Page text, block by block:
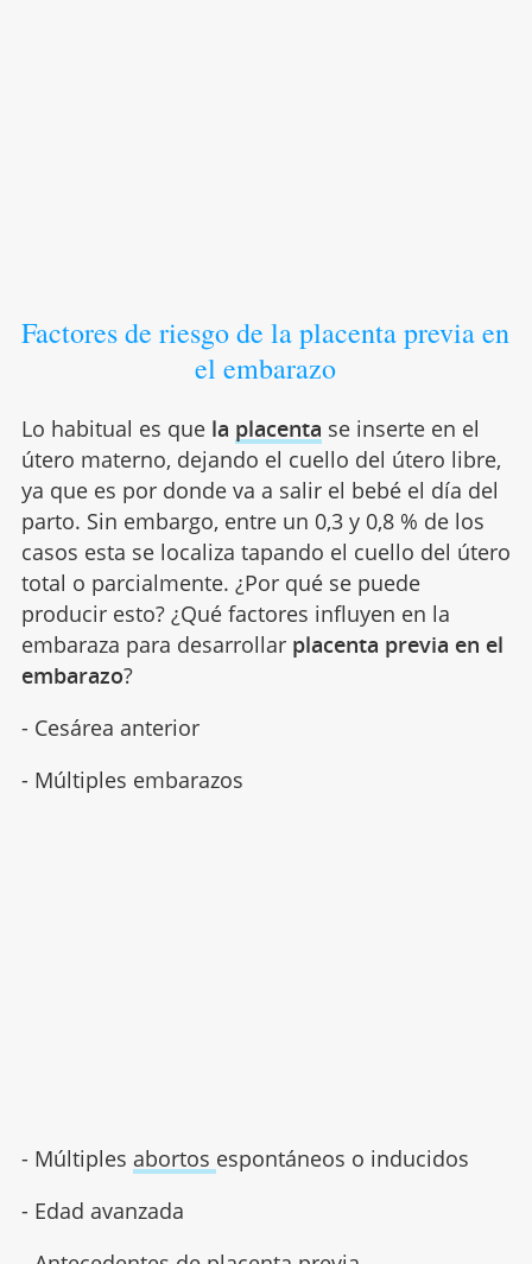
Factores de riesgo de la placenta previa en
el embarazo
Lo habitual es que la placenta se inserte en el
útero materno, dejando el cuello del útero libre,
ya que es por donde va a salir el bebé el día del
parto. Sin embargo, entre un 0,3 y 0,8 % de los
casos esta se localiza tapando el cuello del útero
total o parcialmente. ¿Por qué se puede
producir esto? ¿Qué factores influyen en la
embaraza para desarrollar placenta previa en el
embarazo?
- Cesárea anterior
- Múltiples embarazos
- Múltiples abortos espontáneos o inducidos
- Edad avanzada